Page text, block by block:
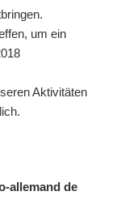
um ein
Aktivitäten
allemand de